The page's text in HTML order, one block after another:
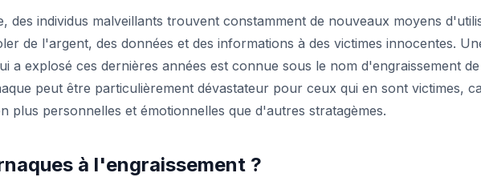
des individus malveillants trouvent constamment de nouveaux moyens
de l'argent, des données et des informations à des victimes innocentes.
a explosé ces dernières années est connue sous le nom d'engraissement de
peut être particulièrement dévastateur pour ceux qui en sont victimes,
plus personnelles et émotionnelles que d'autres stratagèmes.
à l'engraissement ?